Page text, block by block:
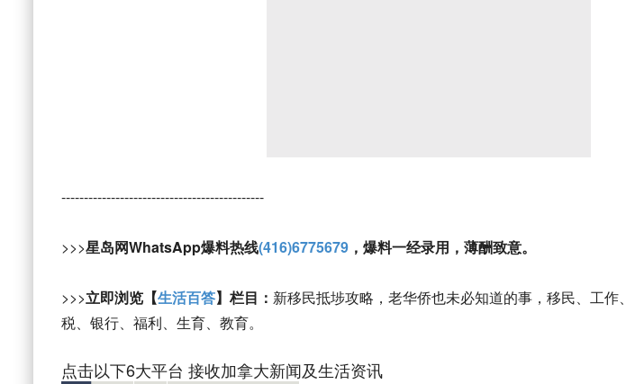
---------------------------------------------
>>>星岛网WhatsApp爆料热线(416)6775679 ，爆料一经录用，薄酬致意。
>>>立即浏览【生活百答】栏目： 新移民抵埗攻略，老华侨也未必知道的事，移民、工
税、银行、福利、生育、教育。
点击以下6大平台 接收加拿大新闻及生活资讯